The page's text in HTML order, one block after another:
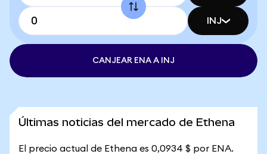
INJ
CANJEAR ENA A INJ
Últimas noticias del mercado de Ethena
El precio actual de Ethena es 0,0934 $ por ENA.